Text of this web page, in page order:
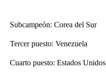
Subcampeón: Corea del Sur
Tercer puesto: Venezuela
Cuarto puesto: Estados Unidos